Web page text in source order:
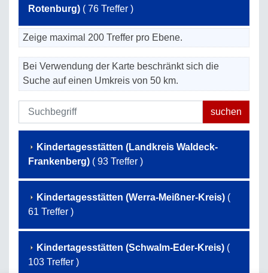
Rotenburg) ( 76 Treffer )
Zeige maximal 200 Treffer pro Ebene.
Bei Verwendung der Karte beschränkt sich die
Suche auf einen Umkreis von 50 km.
Kindertagesstätten (Landkreis Waldeck-
Frankenberg) ( 93 Treffer )
Kindertagesstätten (Werra-Meißner-Kreis) (
61 Treffer )
Kindertagesstätten (Schwalm-Eder-Kreis) (
103 Treffer )